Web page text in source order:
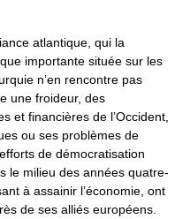
atlantique, qui la
importante située sur les
n’en rencontre pas
une froideur, des
et financières de l’Occident,
ou ses problèmes de
de démocratisation
le milieu des années quatre-
à assainir l’économie, ont
de ses alliés européens.